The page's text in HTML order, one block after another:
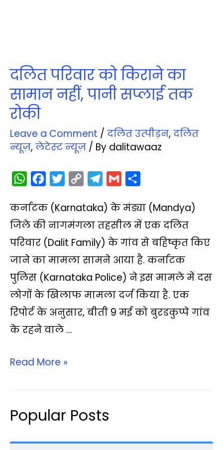
दलित परिवार को किराने का
सामान नहीं, पानी सप्‍लाई तक
रोकी
Leave a Comment / दलित उत्‍पीड़न, दलित
न्‍यूज़, लेटेस्‍ट न्‍यूज़ / By dalitawaaz
W
a
t
s
A
p
c
e
b
k
i
t
t
p
y
L
k
l
e
g
m
a
i
l
a
r
e
कर्नाटक (Karnataka) के मंड्या (Mandya)
जिले की नागमंगला तहसील में एक दलित
परिवार (Dalit Family) के गांव से बहिष्कृत किए
जाने का मामला सामने आया है. कर्नाटक
पुलिस (Karnataka Police) ने इस मामले में दस
लोगों के खिलाफ मामला दर्ज किया है. एक
रिपोर्ट के अनुसार, बीती 9 मई को बुरडकुप्पे गांव
के रहने वाले …
Read More »
Popular Posts